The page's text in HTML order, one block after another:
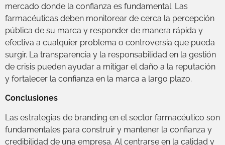
mercado donde la confianza es fundamental. Las
farmacéuticas deben monitorear de cerca la percepción
pública de su marca y responder de manera rápida y
efectiva a cualquier problema o controversia que pueda
surgir. La transparencia y la responsabilidad en la gestión
de crisis pueden ayudar a mitigar el daño a la reputación
y fortalecer la confianza en la marca a largo plazo.
Conclusiones
Las estrategias de branding en el sector farmacéutico son
fundamentales para construir y mantener la confianza y
credibilidad de una empresa. Al centrarse en la calidad y